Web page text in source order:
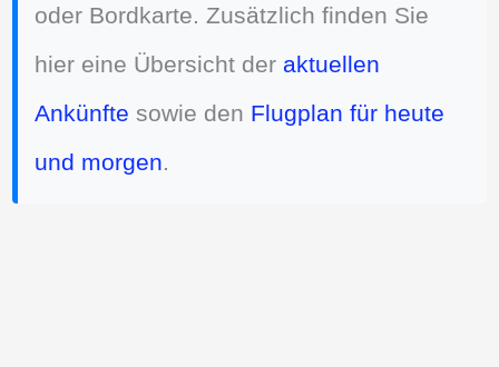
oder Bordkarte. Zusätzlich finden Sie
hier eine Übersicht der aktuellen
Ankünfte sowie den Flugplan für heute
und morgen.